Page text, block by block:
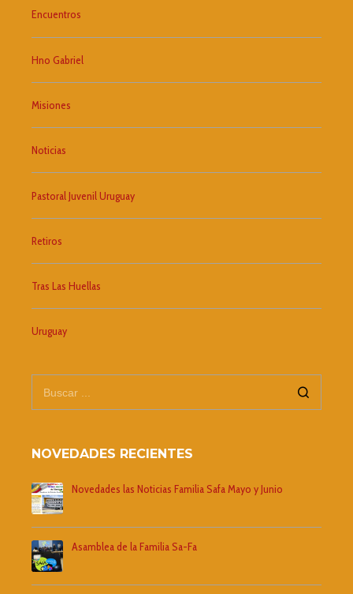
Encuentros
Hno Gabriel
Misiones
Noticias
Pastoral Juvenil Uruguay
Retiros
Tras Las Huellas
Uruguay
NOVEDADES RECIENTES
Novedades las Noticias Familia Safa Mayo y Junio
Asamblea de la Familia Sa-Fa